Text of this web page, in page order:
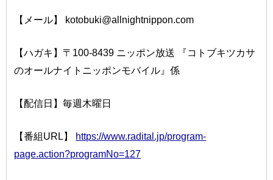
【メール】 kotobuki@allnightnippon.com
【ハガキ】〒100-8439 ニッポン放送 『コトブキツカサ
のオールナイトニッポンモバイル』係
【配信日】毎週木曜日
【番組URL】 https://www.radital.jp/program-
page.action?programNo=127